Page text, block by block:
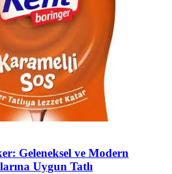
Geleneksel ve Modern
Uygun Tatlı